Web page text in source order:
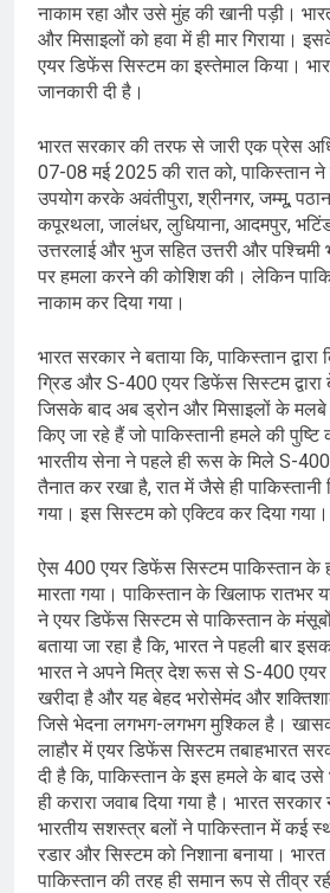
नाकाम रहा और उसे मुंह की खानी पड़ी।
और मिसाइलों को हवा में ही मार गिराया।
एयर डिफेंस सिस्टम का इस्तेमाल किया।
जानकारी दी है।
भारत सरकार की तरफ से जारी एक प्रेस
07-08 मई 2025 की रात को, पाकिस्तान
उपयोग करके अवंतीपुरा, श्रीनगर, जम्मू,
कपूरथला, जालंधर, लुधियाना, आदमपुर,
उत्तरलाई और भुज सहित उत्तरी और पश्चिमी
पर हमला करने की कोशिश की। लेकिन
नाकाम कर दिया गया।
भारत सरकार ने बताया कि, पाकिस्तान
ग्रिड और S-400 एयर डिफेंस सिस्टम द्वारा
जिसके बाद अब ड्रोन और मिसाइलों के मलबे
किए जा रहे हैं जो पाकिस्तानी हमले की
भारतीय सेना ने पहले ही रूस के मिले S-
तैनात कर रखा है, रात में जैसे ही पाकिस्तानी
गया। इस सिस्टम को एक्टिव कर दिया गया।
ऐस 400 एयर डिफेंस सिस्टम पाकिस्तान के
मारता गया। पाकिस्तान के खिलाफ
ने एयर डिफेंस सिस्टम से पाकिस्तान के
बताया जा रहा है कि, भारत ने पहली बार
भारत ने अपने मित्र देश रूस से S-400
खरीदा है और यह बेहद भरोसेमंद और
जिसे भेदना लगभग-लगभग मुश्किल है।
लाहौर में एयर डिफेंस सिस्टम तबाहभारत
दी है कि, पाकिस्तान के इस हमले के बाद
ही करारा जवाब दिया गया है। भारत
भारतीय सशस्त्र बलों ने पाकिस्तान में कई
रडार और सिस्टम को निशाना बनाया। भारत
पाकिस्तान की तरह ही समान रूप से तीव्र